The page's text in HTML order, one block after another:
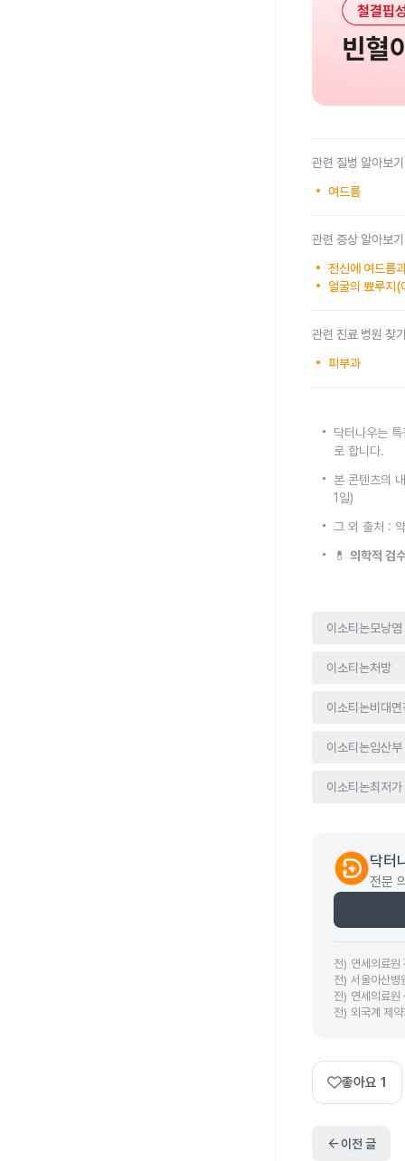
관련 질병 알아보기
여드름
관련 증상 알아보기
전신에 여드름
얼굴의 뾰루지(
관련 진료 병원 찾
피부과
닥터나우는
로 합니다.
본 콘텐츠의
1일)
그 외 출처 :
💊 의학적 검
이소티논모낭염
이소티논처방
이소티논비대
이소티논임산부
이소티논최저가
닥터
전문
전) 연세의료원
전) 서울아산병
전) 연세의료원
전) 외국계 제
좋아요 1
arrow_back이전 글